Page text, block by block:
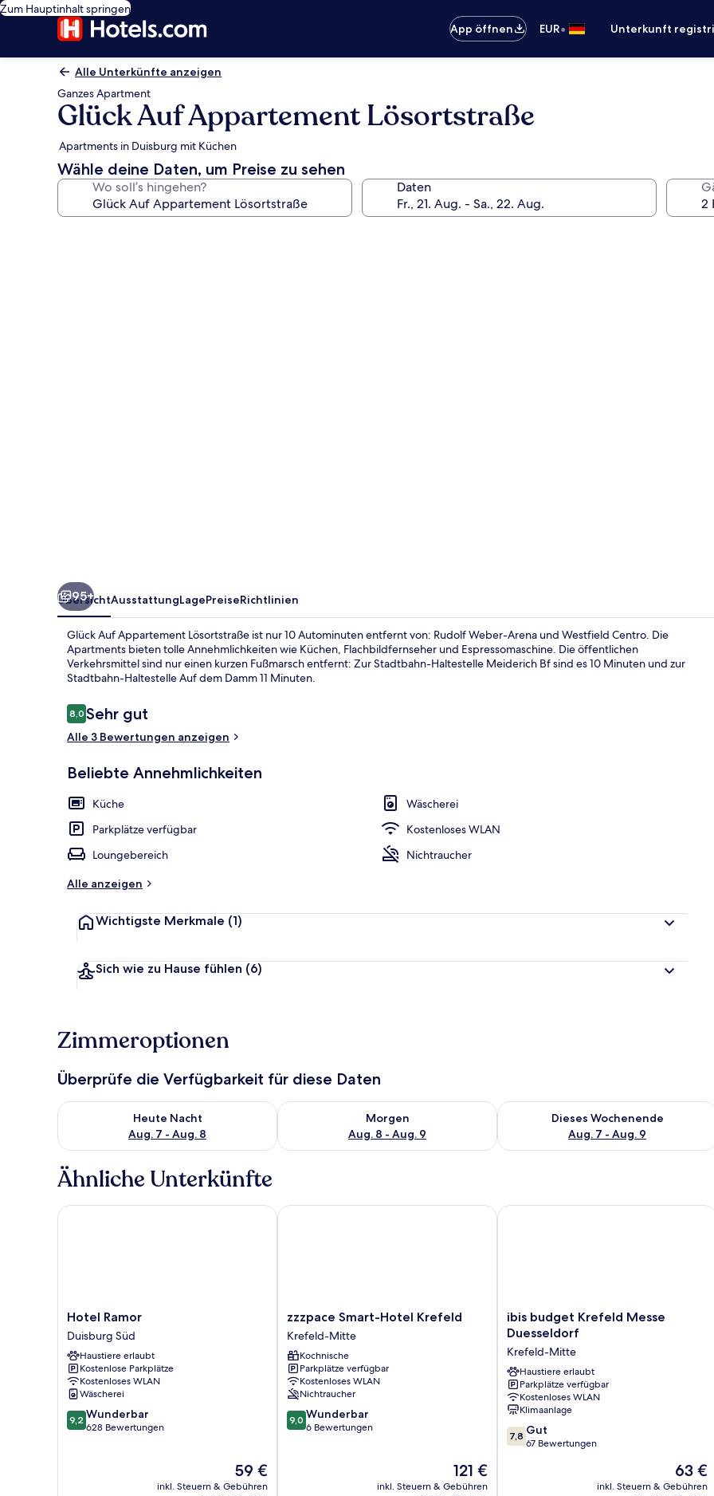
Zum Hauptinhalt springen
App öffnen
EUR• Unterkunft
Alle Unterkünfte anzeigen
Ganzes Apartment
Glück Auf Appartement Lösortstraße
Apartments in Duisburg mit Küchen
Wähle deine Daten, um Preise zu sehen
Wo soll’s hingehen? Daten
95+
ÜbersichtAusstattungLagePreiseRichtlinien
Glück Auf Appartement Lösortstraße ist nur 10 Autominuten entfernt von: Rudolf Weber-Arena und Westfield Centro. Die
Apartments bieten tolle Annehmlichkeiten wie Küchen, Flachbildfernseher und Espressomaschine. Die öffentlichen
Verkehrsmittel sind nur einen kurzen Fußmarsch entfernt: Zur Stadtbahn-Haltestelle Meiderich Bf sind es 10 Minuten und zur
Stadtbahn-Haltestelle Auf dem Damm 11 Minuten.
Bewertungen
8,08,0 von 10.
Sehr gut
Alle 3 Bewertungen anzeigen
Beliebte Annehmlichkeiten
Küche
Wäscherei
Parkplätze verfügbar
Kostenloses WLAN
Loungebereich
Nichtraucher
Alle anzeigen
Wichtigste Merkmale (1)
Sich wie zu Hause fühlen (6)
Zimmeroptionen
Überprüfe die Verfügbarkeit für diese Daten
Heute Nacht
Aug. 7 - Aug. 8
Überprüfe die Verfügbarkeit für heute Nacht, Aug. 7 - Aug. 8.
Morgen
Aug. 8 - Aug. 9
Überprüfe die Verfügbarkeit für morgen, Aug. 8 - Aug. 9.
Dieses Wochenende
Aug. 7 - Aug. 9
Überprüfe die Verfügbarkeit für
Ähnliche Unterkünfte
Hotel
Ramor
Duisburg
Süd
Hotel Ramor
Duisburg Süd
Haustiere erlaubt
Kostenlose Parkplätze
Kostenloses WLAN
Wäscherei
9.2
von
9,2 Wunderbar
628 Bewertungen
Der
Preis
59 €
inkl. Steuern & Gebühren
Hotel Ramor
zzzpace
Smart-
Hotel
Krefeld
Krefeld-
Mitte
zzzpace Smart-Hotel Krefeld
Krefeld-Mitte
Kochnische
Parkplätze verfügbar
Kostenloses WLAN
Nichtraucher
9.0
von
9,0 Wunderbar
6 Bewertungen
Der
Preis
121 €
inkl. Steuern & Gebühren
zzzpace Smart-Hotel Krefeld
ibis
budget
Messe
Duesseldorf
Krefeld-
Mitte
ibis budget Krefeld Messe
Duesseldorf
Krefeld-Mitte
Haustiere erlaubt
Parkplätze verfügbar
Kostenloses WLAN
Klimaanlage
7.8
von
7,8 Gut
67 Bewertungen
Der
Preis
63 €
inkl. Steuern & Gebühren
ibis budget Krefeld Messe